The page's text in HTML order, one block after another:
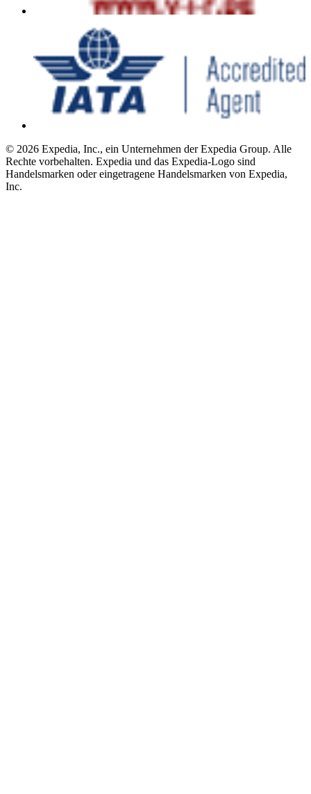
© 2026 Expedia, Inc., ein Unternehmen der Expedia Group. Alle
Rechte vorbehalten. Expedia und das Expedia-Logo sind
Handelsmarken oder eingetragene Handelsmarken von Expedia,
Inc.